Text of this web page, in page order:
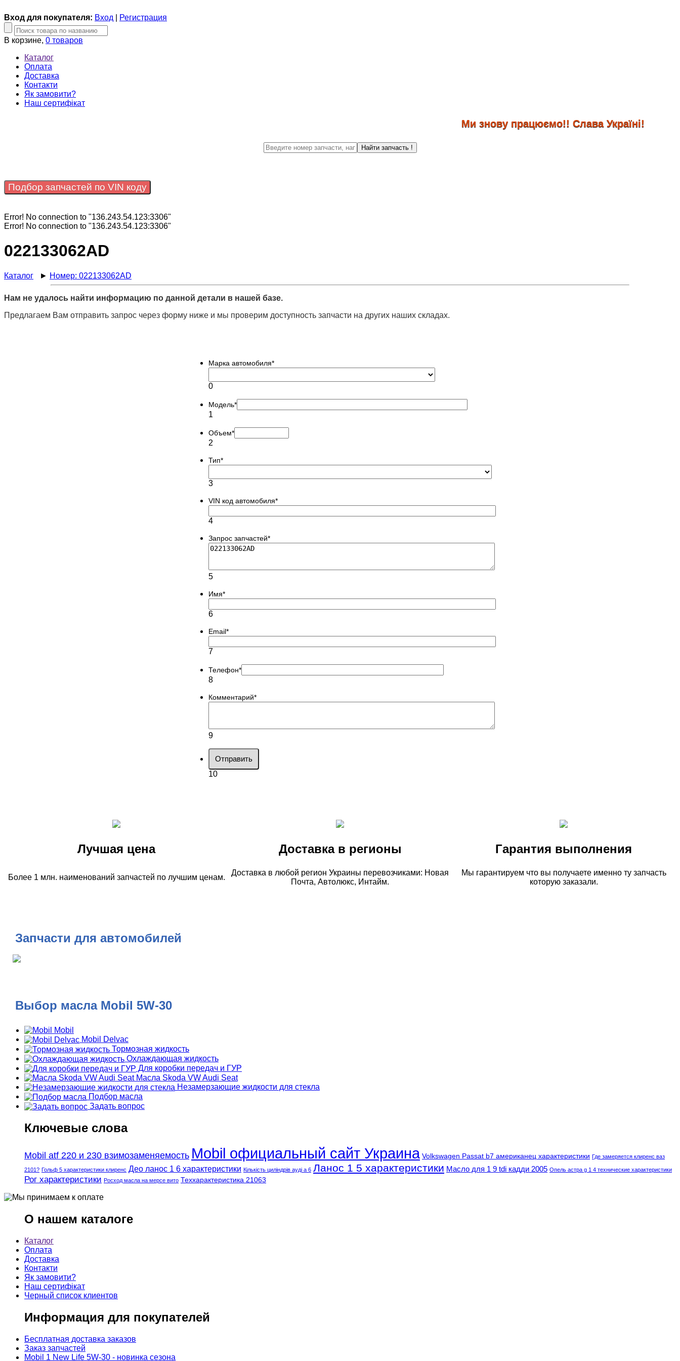
Вход для покупателя: Вход Регистрация
В корзине, 0 товаров
Каталог
Оплата
Доставка
Контакти
Як замовити?
Наш сертифікат
Ми знову працюємо!! Слава Україні!
Найти запчасть !
Подбор запчастей по VIN коду
Error! No connection to "136.243.54.123:3306"
Error! No connection to "136.243.54.123:3306"
022133062AD
Каталог ► Номер: 022133062AD
Нам не удалось найти информацию по данной детали в нашей базе.
Предлагаем Вам отправить запрос через форму ниже и мы проверим доступность запчасти на других наших складах.
Марка автомобиля*
0
Модель*
1
Объем*
2
Тип*
3
VIN код автомобиля*
4
Запрос запчастей*
5
Имя*
6
Email*
7
Телефон*
8
Комментарий*
9
Отправить
10
Лучшая цена Доставка в регионы Гарантия выполнения
Более 1 млн. наименований запчастей по лучшим ценам.
Доставка в любой регион Украины перевозчиками: Новая
Почта, Автолюкс, Интайм.
Мы гарантируем что вы получаете именно ту запчасть
которую заказали.
Запчасти для автомобилей
Выбор масла Mobil 5W-30
Mobil
Mobil Delvac
Тормозная жидкость
Охлаждающая жидкость
Для коробки передач и ГУР
Масла Skoda VW Audi Seat
Незамерзающие жидкости для стекла
Подбор масла
Задать вопрос
Ключевые слова
Mobil atf 220 и 230 взимозаменяемость Mobil официальный сайт Украина Volkswagen Passat b7 американец характеристики Где замеряется клиренс ваз
2101? Гольф 5 характеристики клиренс Део ланос 1 6 характеристики Кількість циліндрів ауді а 6 Ланос 1 5 характеристики Масло для 1 9 tdi кадди 2005 Опель астра g 1 4 технические характеристики
Рог характеристики Росход масла на мерсе вито Теххарактеристика 21063
О нашем каталоге
Каталог
Оплата
Доставка
Контакти
Як замовити?
Наш сертифікат
Черный список клиентов
Информация для покупателей
Бесплатная доставка заказов
Заказ запчастей
Mobil 1 New Life 5W-30 - новинка сезона